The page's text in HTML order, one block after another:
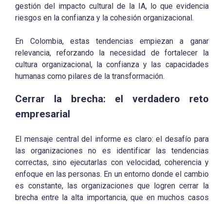
gestión del impacto cultural de la IA, lo que evidencia
riesgos en la confianza y la cohesión organizacional.
En Colombia, estas tendencias empiezan a ganar
relevancia, reforzando la necesidad de fortalecer la
cultura organizacional, la confianza y las capacidades
humanas como pilares de la transformación.
Cerrar la brecha: el verdadero reto
empresarial
El mensaje central del informe es claro: el desafío para
las organizaciones no es identificar las tendencias
correctas, sino ejecutarlas con velocidad, coherencia y
enfoque en las personas. En un entorno donde el cambio
es constante, las organizaciones que logren cerrar la
brecha entre la alta importancia, que en muchos casos